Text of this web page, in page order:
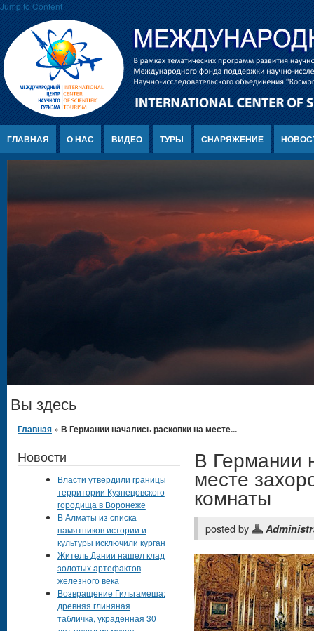
Jump to Content
ГЛАВНАЯ О НАС ВИДЕО ТУРЫ СНАРЯЖЕНИЕ
Вы здесь
Главная » В Германии начались раскопки на месте...
В Германии
месте
комнаты
posted by
Новости
Власти утвердили границы
территории Кузнецовского
городища в Воронеже
В Алматы из списка
памятников истории и
культуры исключили курган
Житель Дании нашел клад
золотых артефактов
железного века
Возвращение Гильгамеша:
древняя глиняная
табличка, украденная 30